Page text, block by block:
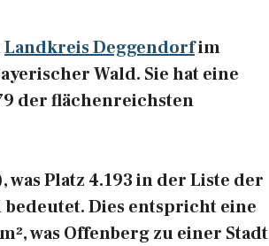
Landkreis Deggendorfim
Wald. Sie hat eine
der flächenreichsten
was Platz 4.193 in der Liste der
Dies entspricht eine
was Offenberg zu einer Stadt